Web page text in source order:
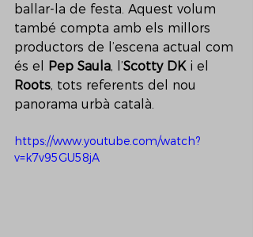
ballar-la de festa. Aquest volum
també compta amb els millors
productors de l’escena actual com
és el
Pep Saula, l’Scotty DK i el
Roots, tots referents del nou
panorama urbà català.
https://www.youtube.com/watch?
v=k7v95GU58jA